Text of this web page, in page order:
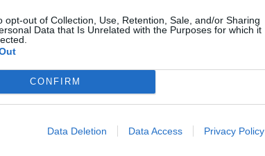
opt-out of Collection, Use, Retention, Sale, and/or Sharing
Data that Is Unrelated with the Purposes for which it
CONFIRM
Data Deletion Data Access Privacy Policy